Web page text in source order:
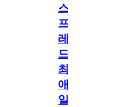
스
프
레
드]
최
애
일